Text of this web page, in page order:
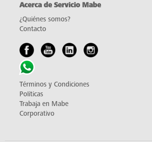
Acerca de Servicio Mabe
¿Quiénes somos?
Contacto
Términos y Condiciones
Políticas
Trabaja en Mabe
Corporativo